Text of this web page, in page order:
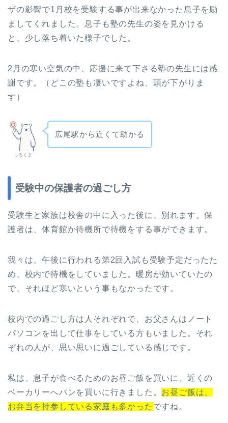
ザの影響で1月校を受験する事が出来なかった息子を励
ましてくれました。息子も塾の先生の姿を見かける
と、少し落ち着いた様子でした。
2月の寒い空気の中、応援に来て下さる塾の先生には感
謝です。（どこの塾も凄いですよね、頭が下がりま
す）
しろくま
広尾駅から近くて助かる
受験中の保護者の過ごし方
受験生と家族は校舎の中に入った後に、別れます。保
護者は、体育館か待機所で待機をする事ができます。
我々は、午後に行われる第2回入試も受験予定だったた
め、校内で待機をしていました。暖房が効いていたの
で、それほど寒いという事もなかったです。
校内での過ごし方は人それぞれで、お父さんはノート
パソコンを出して仕事をしている方もいました。それ
ぞれの人が、思い思いに過ごしている感じです。
私は、息子が食べるためのお昼ご飯を買いに、近くの
ベーカリーへパンを買いに行きました。 お昼ご飯は、
お弁当を持参している家庭も多かった ですね。